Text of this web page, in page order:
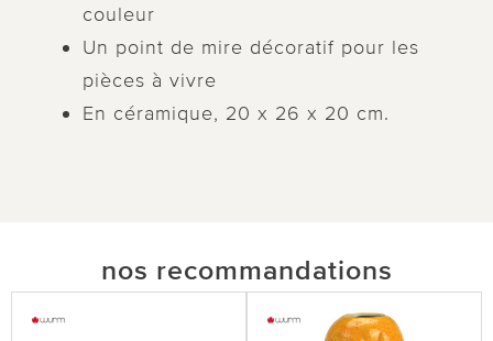
couleur
Un point de mire décoratif pour les
pièces à vivre
En céramique, 20 x 26 x 20 cm.
nos recommandations